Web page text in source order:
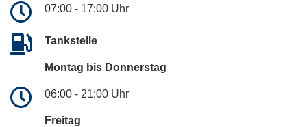
07:00 - 17:00 Uhr
Tankstelle
Montag bis Donnerstag
06:00 - 21:00 Uhr
Freitag